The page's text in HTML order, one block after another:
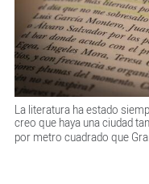
La literatura ha estado
creo que haya una ciudad
por metro cuadrado que